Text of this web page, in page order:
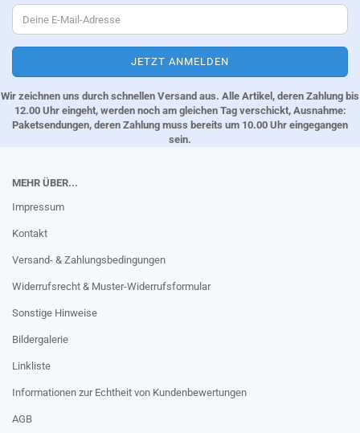
Wir zeichnen uns durch schnellen Versand aus. Alle Artikel, deren Zahlung bis
12.00 Uhr eingeht, werden noch am gleichen Tag verschickt, Ausnahme:
Paketsendungen, deren Zahlung muss bereits um 10.00 Uhr eingegangen
sein.
MEHR ÜBER...
Impressum
Kontakt
Versand- & Zahlungsbedingungen
Widerrufsrecht & Muster-Widerrufsformular
Sonstige Hinweise
Bildergalerie
Linkliste
Informationen zur Echtheit von Kundenbewertungen
AGB